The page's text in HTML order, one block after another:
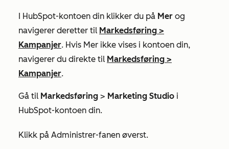
I HubSpot-kontoen din klikker du på Mer og
navigerer deretter til Markedsføring >
Kampanjer. Hvis Mer ikke vises i kontoen din,
navigerer du direkte til Markedsføring >
Kampanjer.
Gå til Markedsføring > Marketing Studio i
HubSpot-kontoen din.
Klikk på Administrer-fanen øverst.